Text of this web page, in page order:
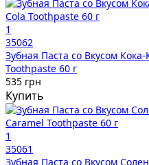
1
35062
Зубная Паста со Вкусом
Toothpaste 60 г
535 грн
Купить
1
35061
Зубная Паста со Вкусом